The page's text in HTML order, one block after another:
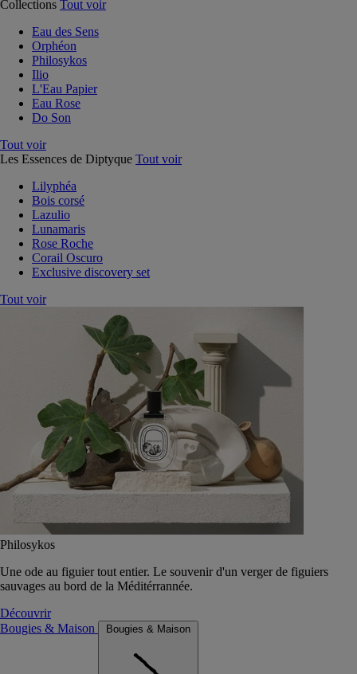
Collections Tout voir
Eau des Sens
Orphéon
Philosykos
Ilio
L'Eau Papier
Eau Rose
Do Son
Tout voir
Les Essences de Diptyque Tout voir
Lilyphéa
Bois corsé
Lazulio
Lunamaris
Rose Roche
Corail Oscuro
Exclusive discovery set
Tout voir
Philosykos
Une ode au figuier tout entier. Le souvenir d'un verger de figuiers
sauvages au bord de la Méditérrannée.
Découvrir
Bougies & Maison
Bougies & Maison